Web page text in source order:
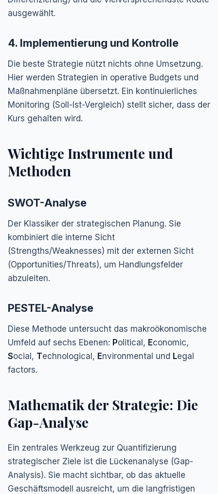
ausgewählt.
4. Implementierung und Kontrolle
Die beste Strategie nützt nichts ohne Umsetzung.
Hier werden Strategien in operative Budgets und
Maßnahmenpläne übersetzt. Ein kontinuierliches
Monitoring (Soll-Ist-Vergleich) stellt sicher, dass der
Kurs gehalten wird.
Wichtige Instrumente und
Methoden
SWOT-Analyse
Der Klassiker der strategischen Planung. Sie
kombiniert die interne Sicht
(Strengths/Weaknesses) mit der externen Sicht
(Opportunities/Threats), um Handlungsfelder
abzuleiten.
PESTEL-Analyse
Diese Methode untersucht das makroökonomische
Umfeld auf sechs Ebenen: Political, Economic,
Social, Technological, Environmental und Legal
factors.
Mathematik der Strategie: Die
Gap-Analyse
Ein zentrales Werkzeug zur Quantifizierung
strategischer Ziele ist die Lückenanalyse (Gap-
Analysis). Sie macht sichtbar, ob das aktuelle
Geschäftsmodell ausreicht, um die langfristigen